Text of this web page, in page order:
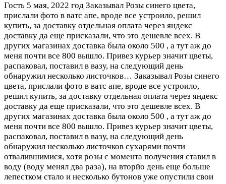
Гость 5 мая, 2022 год Заказывал Розы синего цвета,
прислали фото в ватс апе, вроде все устроило, решил
купить, за доставку отдельная оплата через яндекс
доставку да еще присказали, что это дешевле всех. В
других магазинах доставка была около 500 , а тут аж до
меня почти все 800 вышло. Привез курьер значит цветы,
распаковал, поставил в вазу, на следующий день
обнаружил несколько листочков… Заказывал Розы синего
цвета, прислали фото в ватс апе, вроде все устроило,
решил купить, за доставку отдельная оплата через яндекс
доставку да еще присказали, что это дешевле всех. В
других магазинах доставка была около 500 , а тут аж до
меня почти все 800 вышло. Привез курьер значит цветы,
распаковал, поставил в вазу, на следующий день
обнаружил несколько листочков сухарями почти
отвалившимися, хотя розы с момента получения ставил в
воду (воду менял два раза), на вторйо день еще больше
лепестком стало и несколько бутонов уже опустили свои